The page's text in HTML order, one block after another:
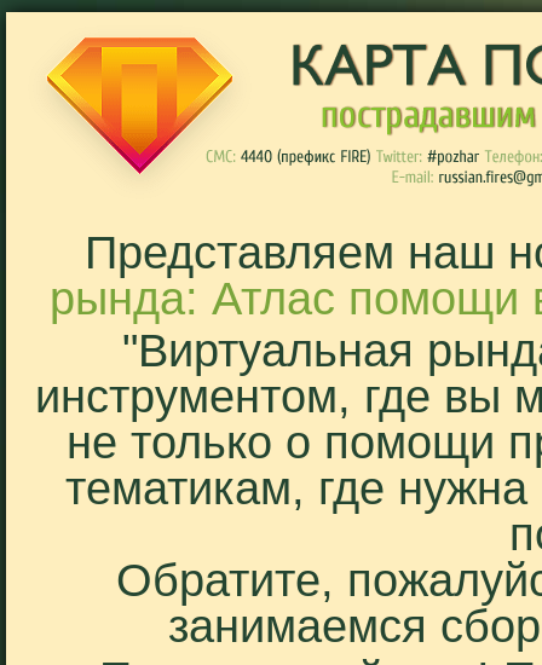
Представляем наш
рында: Атлас помощи
"Виртуальная
инструментом, где вы
не только о помощи
тематикам, где
Обратите,
занимаемся